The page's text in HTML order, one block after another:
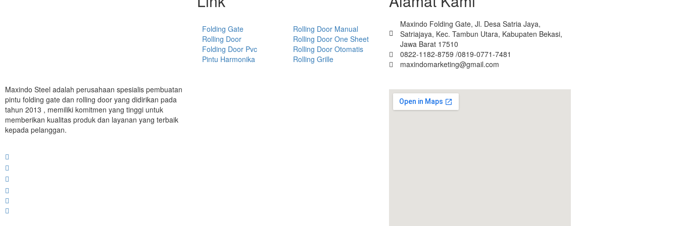
Maxindo Steel adalah perusahaan spesialis pembuatan
pintu folding gate dan rolling door yang didirikan pada
tahun 2013 , memiliki komitmen yang tinggi untuk
memberikan kualitas produk dan layanan yang terbaik
kepada pelanggan.
Folding Gate
Rolling Door
Folding Door Pvc
Pintu Harmonika
Rolling Door Manual
Rolling Door One Sheet
Rolling Door Otomatis
Rolling Grille
Maxindo Folding Gate, Jl. Desa Satria Jaya,
Satriajaya, Kec. Tambun Utara, Kabupaten Bekasi,
Jawa Barat 17510
0822-1182-8759 /0819-0771-7481
maxindomarketing@gmail.com